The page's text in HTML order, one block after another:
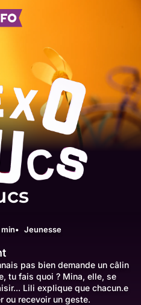
Jeunesse
pas bien demande un câlin
tu fais quoi ? Mina, elle, se
Lili explique que chacun.e
ou recevoir un geste.